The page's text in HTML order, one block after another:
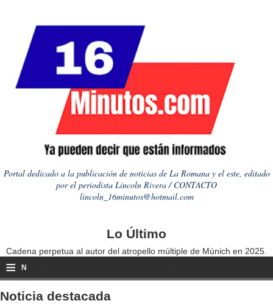
Portal dedicado a la publicación de noticias de La Romana y el este, editado
por el periodista Lincoln Rivera / CONTACTO
lincoln_16minutos@hotmail.com
Lo Último
Cadena perpetua al autor del atropello múltiple de Múnich en 2025.
≡ N
a
Noticia destacada